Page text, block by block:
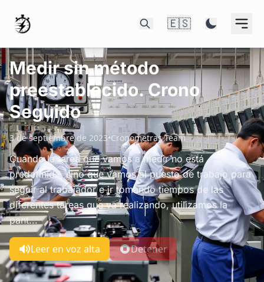
🇪🇸
Medir sin método
preestablecido. Crono
Seguido
3 de septiembre de 2023•Cronometras Team
Cuando la tarea que vamos a medir no está
predefinida, sino que vamos al puesto de trabajo para
seguir al trabajador e ir tomando tiempos de las
diferentes tareas que va realizando, utilizamos la
pant...
Leer en voz alta Detener